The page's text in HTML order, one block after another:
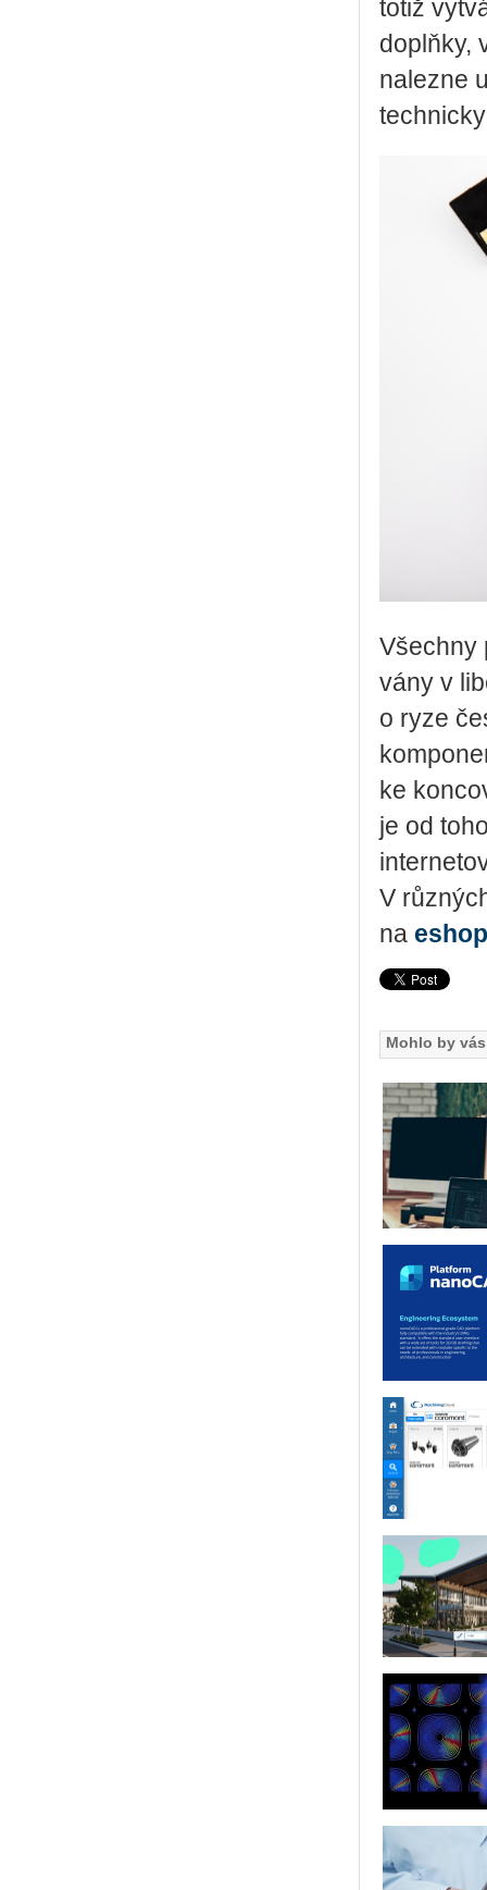
totiž
doplňky,
na­lez­ne
Všech­ny
vá­ny v
o ryze
ke
je od
V
na
Mohlo by